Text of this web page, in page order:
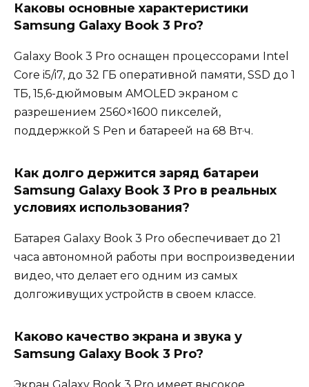
Каковы основные характеристики
Samsung Galaxy Book 3 Pro?
Galaxy Book 3 Pro оснащен процессорами Intel
Core i5/i7, до 32 ГБ оперативной памяти, SSD до 1
ТБ, 15,6-дюймовым AMOLED экраном с
разрешением 2560×1600 пикселей,
поддержкой S Pen и батареей на 68 Вт·ч.
Как долго держится заряд батареи
Samsung Galaxy Book 3 Pro в реальных
условиях использования?
Батарея Galaxy Book 3 Pro обеспечивает до 21
часа автономной работы при воспроизведении
видео, что делает его одним из самых
долгоживущих устройств в своем классе.
Каково качество экрана и звука у
Samsung Galaxy Book 3 Pro?